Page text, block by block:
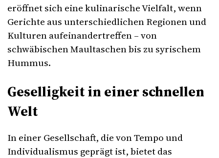
eröffnet sich eine kulinarische Vielfalt, wenn
Gerichte aus unterschiedlichen Regionen und
Kulturen aufeinandertreffen – von
schwäbischen Maultaschen bis zu syrischem
Hummus.
Geselligkeit in einer schnellen
Welt
In einer Gesellschaft, die von Tempo und
Individualismus geprägt ist, bietet das